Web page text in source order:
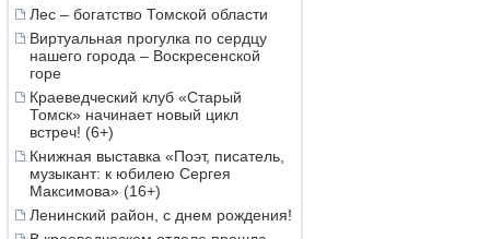
Лес – богатство Томской области
Виртуальная прогулка по сердцу
нашего города – Воскресенской
горе
Краеведческий клуб «Старый
Томск» начинает новый цикл
встреч! (6+)
Книжная выставка «Поэт, писатель,
музыкант: к юбилею Сергея
Максимова» (16+)
Ленинский район, с днем рождения!